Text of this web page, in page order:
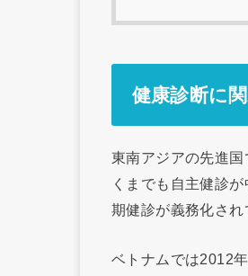
健康診断に
東南アジアの先進
くまでも自主健診
期健診が義務化され
ベトナムでは2012